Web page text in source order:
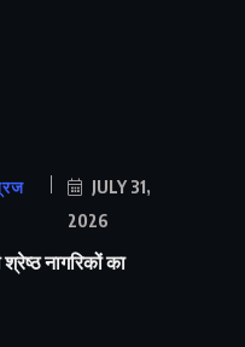
JULY 31,
2026
नागरिकों का